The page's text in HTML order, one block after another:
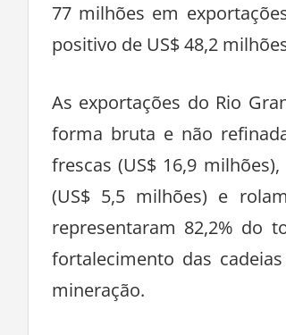
77 milhões em
positivo de US$ 48,2
As exportações do Rio
forma bruta e não
frescas (US$ 16,9
(US$ 5,5 milhões) e
representaram 82,2% do
fortalecimento das
mineração.